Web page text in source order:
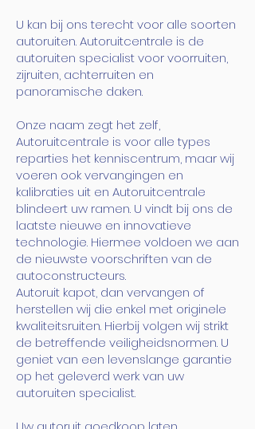
U kan bij ons terecht voor alle soorten
autoruiten. Autoruitcentrale is de
autoruiten specialist voor voorruiten,
zijruiten, achterruiten en
panoramische daken.
Onze naam zegt het zelf,
Autoruitcentrale is voor alle types
reparties het kenniscentrum, maar wij
voeren ook vervangingen en
kalibraties uit en Autoruitcentrale
blindeert uw ramen. U vindt bij ons de
laatste nieuwe en innovatieve
technologie. Hiermee voldoen we aan
de nieuwste voorschriften van de
autoconstructeurs.
Autoruit kapot, dan vervangen of
herstellen wij die enkel met originele
kwaliteitsruiten. Hierbij volgen wij strikt
de betreffende veiligheidsnormen. U
geniet van een levenslange garantie
op het geleverd werk van uw
autoruiten specialist.